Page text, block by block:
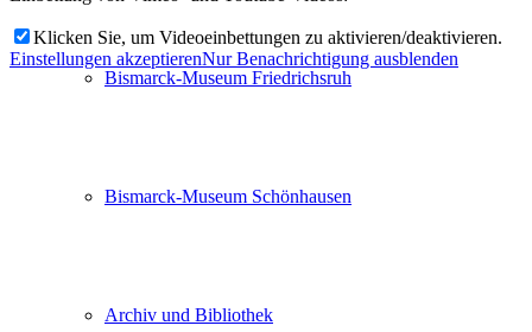
Bismarck-Museum Friedrichsruh
Bismarck-Museum Schönhausen
Archiv und Bibliothek
Klicken Sie, um Videoeinbettungen zu aktivieren/deaktivieren.
Einstellungen akzeptierenNur Benachrichtigung ausblenden